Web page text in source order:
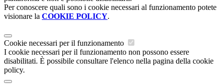
Per conoscere quali sono i cookie necessari al funzionamento potete
visionare la COOKIE POLICY.
Cookie necessari per il funzionamento
I cookie necessari per il funzionamento non possono essere
disabilitati. È possibile consultare l'elenco nella pagina della cookie
policy.